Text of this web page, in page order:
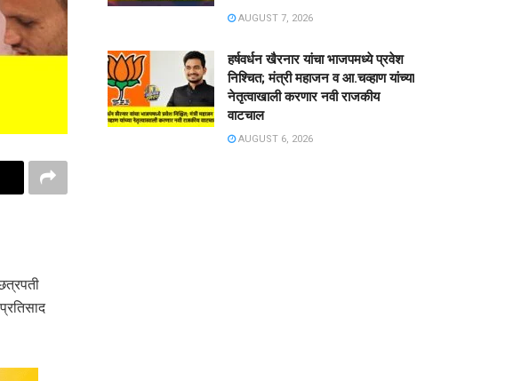
AUGUST 7, 2026
हर्षवर्धन खैरनार यांचा भाजपमध्ये प्रवेश
निश्चित; मंत्री महाजन व आ.चव्हाण यांच्या
नेतृत्वाखाली करणार नवी राजकीय
वाटचाल
AUGUST 6, 2026